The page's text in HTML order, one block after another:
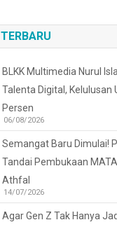
TERBARU
BLKK Multimedia Nurul
Talenta Digital, Kelulusan
Persen
06/08/2026
Semangat Baru Dimulai!
Tandai Pembukaan
Athfal
14/07/2026
Agar Gen Z Tak Hanya